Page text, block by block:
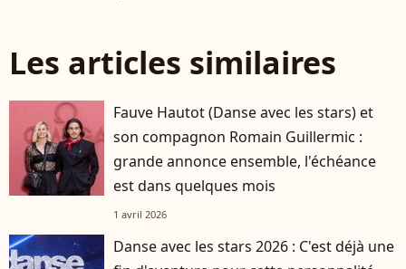
Les articles similaires
Fauve Hautot (Danse avec les stars) et
son compagnon Romain Guillermic :
grande annonce ensemble, l'échéance
est dans quelques mois
1 avril 2026
Danse avec les stars 2026 : C'est déjà une